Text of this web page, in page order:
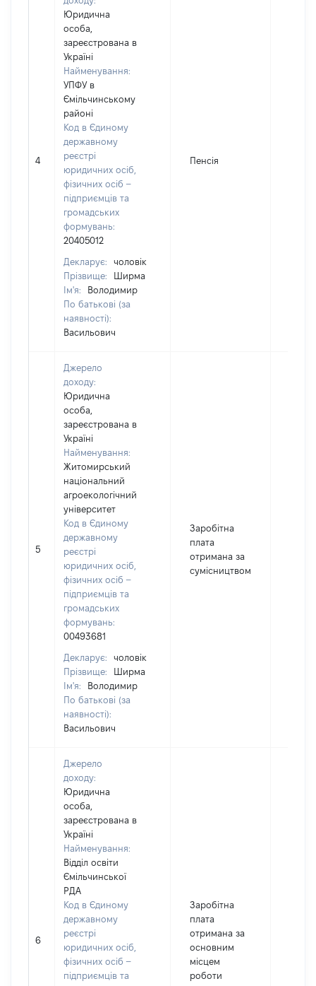
4
Юридична
особа,
зареєстрована в
Україні
Найменування:
УПФУ в
Ємільчинському
районі
Код в Єдиному
державному
реєстрі
юридичних осіб,
фізичних осіб –
підприємців та
громадських
формувань:
20405012
Декларує:
чоловік
Прізвище:
Ширма
Ім'я:
Володимир
По батькові (за
наявності):
Васильович
Пенсія
5
Джерело
доходу:
Юридична
особа,
зареєстрована в
Україні
Найменування:
Житомирський
національний
агроекологічний
університет
Код в Єдиному
державному
реєстрі
юридичних осіб,
фізичних осіб –
підприємців та
громадських
формувань:
00493681
Декларує:
чоловік
Прізвище:
Ширма
Ім'я:
Володимир
По батькові (за
наявності):
Васильович
Заробітна
плата
отримана за
сумісництвом
6
Джерело
доходу:
Юридична
особа,
зареєстрована в
Україні
Найменування:
Відділ освіти
Ємільчинської
РДА
Код в Єдиному
державному
реєстрі
юридичних осіб,
фізичних осіб –
підприємців та
Заробітна
плата
отримана за
основним
місцем
роботи